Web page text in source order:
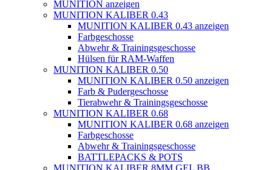
MUNITION anzeigen
MUNITION KALIBER 0.43
MUNITION KALIBER 0.43 anzeigen
Farbgeschosse
Abwehr & Trainingsgeschosse
Hülsen für RAM-Waffen
MUNITION KALIBER 0.50
MUNITION KALIBER 0.50 anzeigen
Farb & Pudergeschosse
Tierabwehr & Trainingsgeschosse
MUNITION KALIBER 0.68
MUNITION KALIBER 0.68 anzeigen
Farbgeschosse
Abwehr & Trainingsgeschosse
BATTLEPACKS & POTS
MUNITION KALIBER 8MM GEL BB